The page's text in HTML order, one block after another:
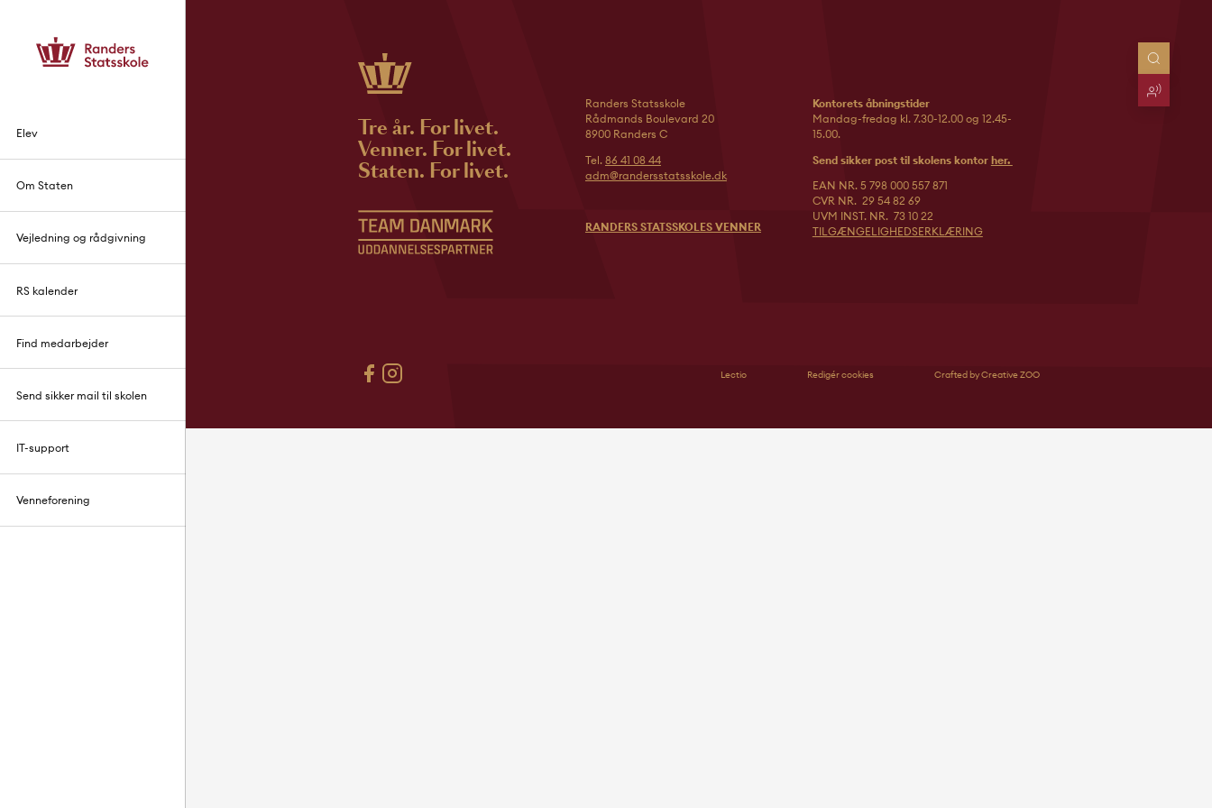
Elev
Om Staten
Vejledning og rådgivning
RS kalender
Find medarbejder
Send sikker mail til skolen
IT-support
Venneforening
Tre år. For livet.
Venner. For livet.
Staten. For livet.
Randers Statsskole
Rådmands Boulevard 20
8900 Randers C
Tel. 86 41 08 44
adm@randersstatsskole.dk
RANDERS STATSSKOLES VENNER
Kontorets åbningstider
Mandag-fredag kl. 7.30-12.00 og 12.45-
15.00.
Send sikker post til skolens kontor her.
EAN NR. 5 798 000 557 871
CVR NR. 29 54 82 69
UVM INST. NR. 73 10 22
TILGÆNGELIGHEDSERKLÆRING
Lectio Redigér cookies Crafted by Creative ZOO